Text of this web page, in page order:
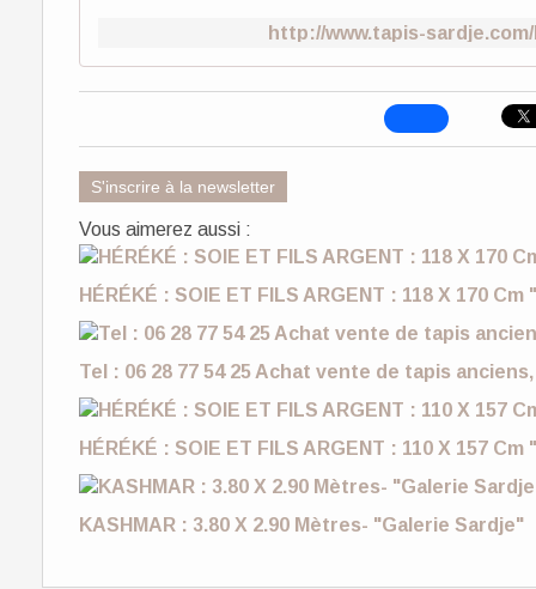
http://www.tapis-
S'inscrire à la newsletter
Vous aimerez aussi :
HÉRÉKÉ : SOIE ET FILS ARGENT : 118 X 170
Tel : 06 28 77 54 25 Achat vente de tapis
HÉRÉKÉ : SOIE ET FILS ARGENT : 110 X 157
KASHMAR : 3.80 X 2.90 Mètres- "Galerie Sardje"